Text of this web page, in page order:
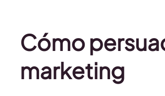
Cómo
marketing